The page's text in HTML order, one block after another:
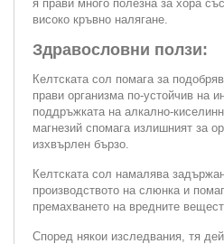
я прави много полезна за хора
високо кръвно налягане.
Здравословни ползи:
Келтската сол помага за
прави организма по-устойчив на
поддръжката на алкално-
магнезий спомага излишният за
изхвърлен бързо.
Келтската сол намалява
производството на слюнка и
премахването на вредните
Според някои изследвания, тя